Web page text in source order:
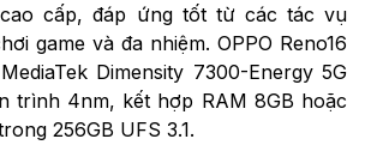
cấp, đáp ứng tốt từ các tác vụ
game và đa nhiệm. OPPO Reno16
Dimensity 7300-Energy 5G
trình 4nm, kết hợp RAM 8GB hoặc
256GB UFS 3.1.